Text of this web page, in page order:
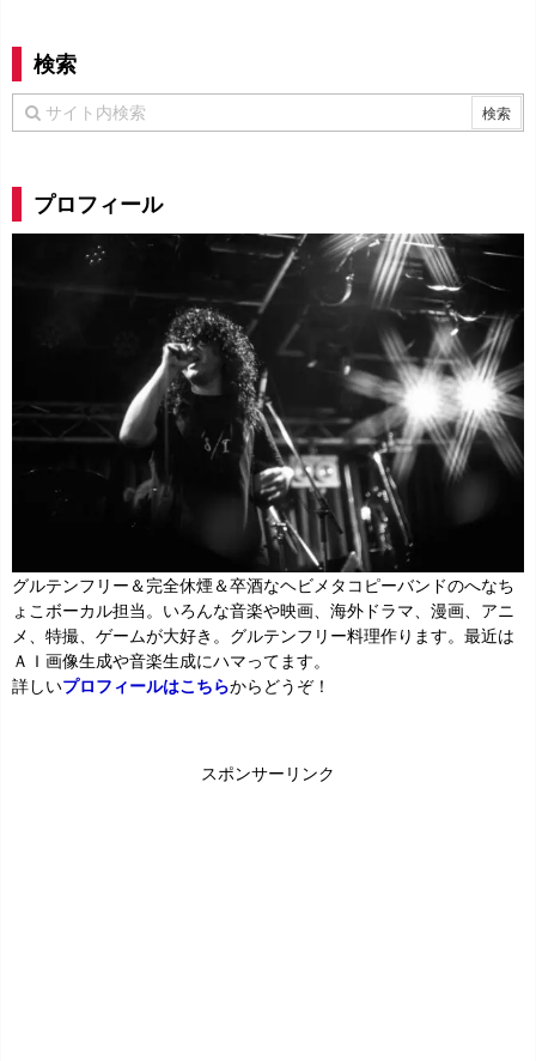
検索
プロフィール
グルテンフリー＆完全休煙＆卒酒なヘビメタコピーバンドのへなち
ょこボーカル担当。いろんな音楽や映画、海外ドラマ、漫画、アニ
メ、特撮、ゲームが大好き。グルテンフリー料理作ります。最近は
ＡＩ画像生成や音楽生成にハマってます。
詳しいプロフィールはこちらからどうぞ！
スポンサーリンク